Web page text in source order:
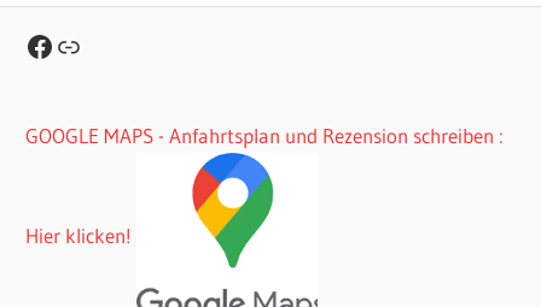
Facebook
Link
GOOGLE MAPS - Anfahrtsplan und Rezension schreiben :
Hier klicken!